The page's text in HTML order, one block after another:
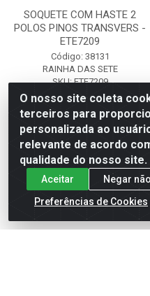
SOQUETE COM HASTE 2
POLOS PINOS TRANSVERS -
ETE7209
Código: 38131
RAINHA DAS SETE
SKU: ETE7209
Faça seu login ou
cadastre-se para
ver preços e
comprar
O nosso site coleta
terceiros para
personalizada ao
relevante de acordo
qualidade do nosso site.
Aceitar
Negar
Preferências de Cookies